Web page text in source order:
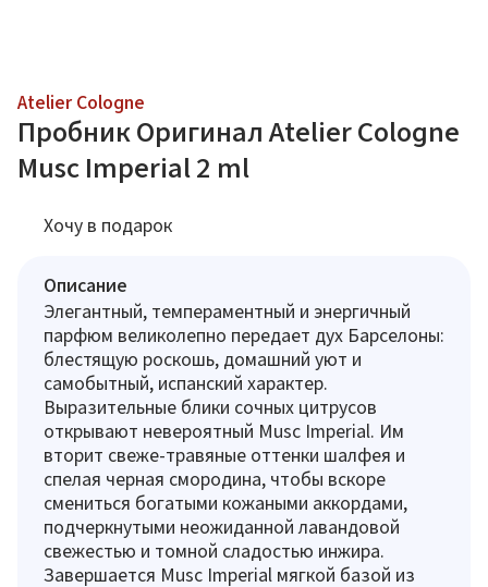
Atelier Cologne
Пробник Оригинал Atelier Cologne
Musc Imperial 2 ml
Хочу в подарок
Описание
Элегантный, темпераментный и энергичный
парфюм великолепно передает дух Барселоны:
блестящую роскошь, домашний уют и
самобытный, испанский характер.
Выразительные блики сочных цитрусов
открывают невероятный Musc Imperial. Им
вторит свеже-травяные оттенки шалфея и
спелая черная смородина, чтобы вскоре
смениться богатыми кожаными аккордами,
подчеркнутыми неожиданной лавандовой
свежестью и томной сладостью инжира.
Завершается Musc Imperial мягкой базой из